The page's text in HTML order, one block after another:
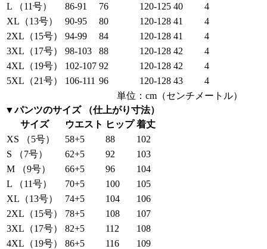
L （11号）
86-91 76 120-125 40
4
XL（13号）
90-95 80 120-128 41
4
2XL（15号）
94-99 84 120-128 41
4
3XL（17号）
98-103 88 120-128 42
4
4XL（19号）
102-107 92 120-128 42
4
5XL（21号）
106-111 96 120-128 43
4
単位：cm（センチメートル）
▼パンツのサイズ （仕上がり寸法）
サイズ
ウエスト ヒップ 着丈
XS （5号）
58+5 88
102
S （7号）
62+5 92
103
M （9号）
66+5 96
104
L （11号）
70+5 100
105
XL（13号）
74+5 104
106
2XL（15号）
78+5 108
107
3XL（17号）
82+5 112
108
4XL（19号）
86+5 116
109